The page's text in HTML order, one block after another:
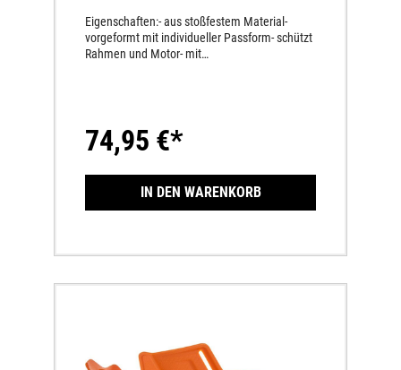
Eigenschaften:- aus stoßfestem Material-
vorgeformt mit individueller Passform- schützt
Rahmen und Motor- mit
74,95 €*
IN DEN WARENKORB